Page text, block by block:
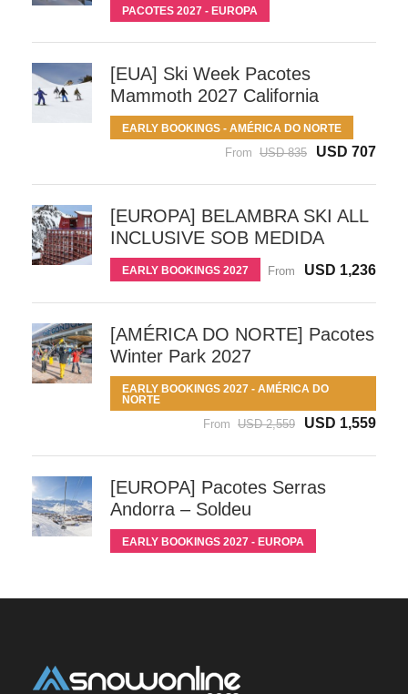
PACOTES 2027 - EUROPA
[EUA] Ski Week Pacotes
Mammoth 2027 California
EARLY BOOKINGS - AMÉRICA DO NORTE
From USD 835 USD 707
[EUROPA] BELAMBRA SKI ALL
INCLUSIVE SOB MEDIDA
EARLY BOOKINGS 2027 From USD 1,236
[AMÉRICA DO NORTE] Pacotes
Winter Park 2027
EARLY BOOKINGS 2027 - AMÉRICA DO
NORTE
From USD 2,559 USD 1,559
[EUROPA] Pacotes Serras
Andorra – Soldeu
EARLY BOOKINGS 2027 - EUROPA